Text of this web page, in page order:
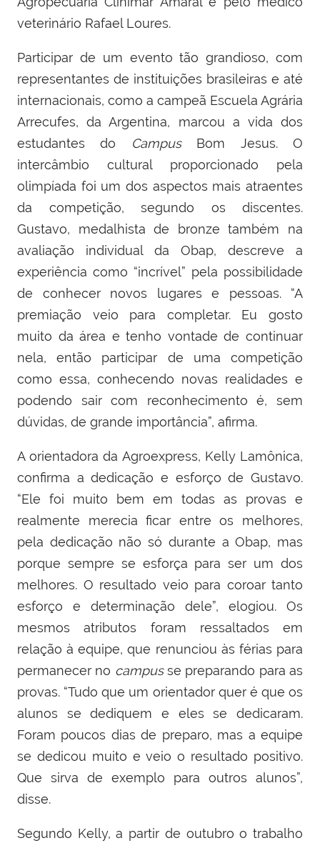
veterinário Rafael Loures.
Participar de um evento tão grandioso, com
representantes de instituições brasileiras e até
internacionais, como a campeã Escuela Agrária
Arrecufes, da Argentina, marcou a vida dos
estudantes do
CampusBom Jesus. O
intercâmbio cultural proporcionado pela
olimpíada foi um dos aspectos mais atraentes
da competição, segundo os discentes.
Gustavo, medalhista de bronze também na
avaliação individual da Obap, descreve a
experiência como “incrível” pela possibilidade
de conhecer novos lugares e pessoas. “A
premiação veio para completar. Eu gosto
muito da área e tenho vontade de continuar
nela, então participar de uma competição
como essa, conhecendo novas realidades e
podendo sair com reconhecimento é, sem
dúvidas, de grande importância”, afirma.
A orientadora da Agroexpress, Kelly Lamônica,
confirma a dedicação e esforço de Gustavo.
“Ele foi muito bem em todas as provas e
realmente merecia ficar entre os melhores,
pela dedicação não só durante a Obap, mas
porque sempre se esforça para ser um dos
melhores. O resultado veio para coroar tanto
esforço e determinação dele”, elogiou. Os
mesmos atributos foram ressaltados em
relação à equipe, que renunciou às férias para
permanecer no campusse preparando para as
provas. “Tudo que um orientador quer é que os
alunos se dediquem e eles se dedicaram.
Foram poucos dias de preparo, mas a equipe
se dedicou muito e veio o resultado positivo.
Que sirva de exemplo para outros alunos”,
disse.
Segundo Kelly, a partir de outubro o trabalho